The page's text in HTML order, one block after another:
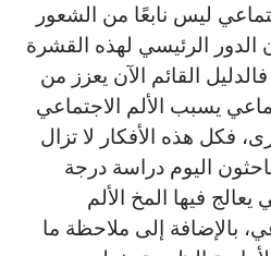
ليس نابعًا من الشعور
الرئيسي لهذه القشرة
القائم الآن يعزز من
يسبب الألم الاجتماعي
فكل هذه الأفكار لا تزال
اليوم دراسة درجة
يعالج فيها المخ الألم
بالإضافة إلى ملاحظة ما